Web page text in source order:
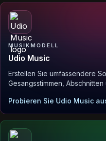
MUSIKMODELL
Udio Music
Erstellen Sie umfassendere
Gesangsstimmen,
Probieren Sie Udio Music